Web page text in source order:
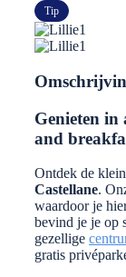
Tip
Genieten in
and
Ontdek de
Castellane.
waardoor je
bevind je je op
gezellige
gratis